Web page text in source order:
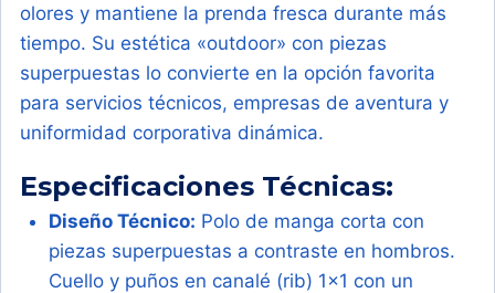
olores y mantiene la prenda fresca durante más
tiempo. Su estética «outdoor» con piezas
superpuestas lo convierte en la opción favorita
para servicios técnicos, empresas de aventura y
uniformidad corporativa dinámica.
Especificaciones Técnicas:
Diseño Técnico: Polo de manga corta con
piezas superpuestas a contraste en hombros.
Cuello y puños en canalé (rib) 1×1 con un